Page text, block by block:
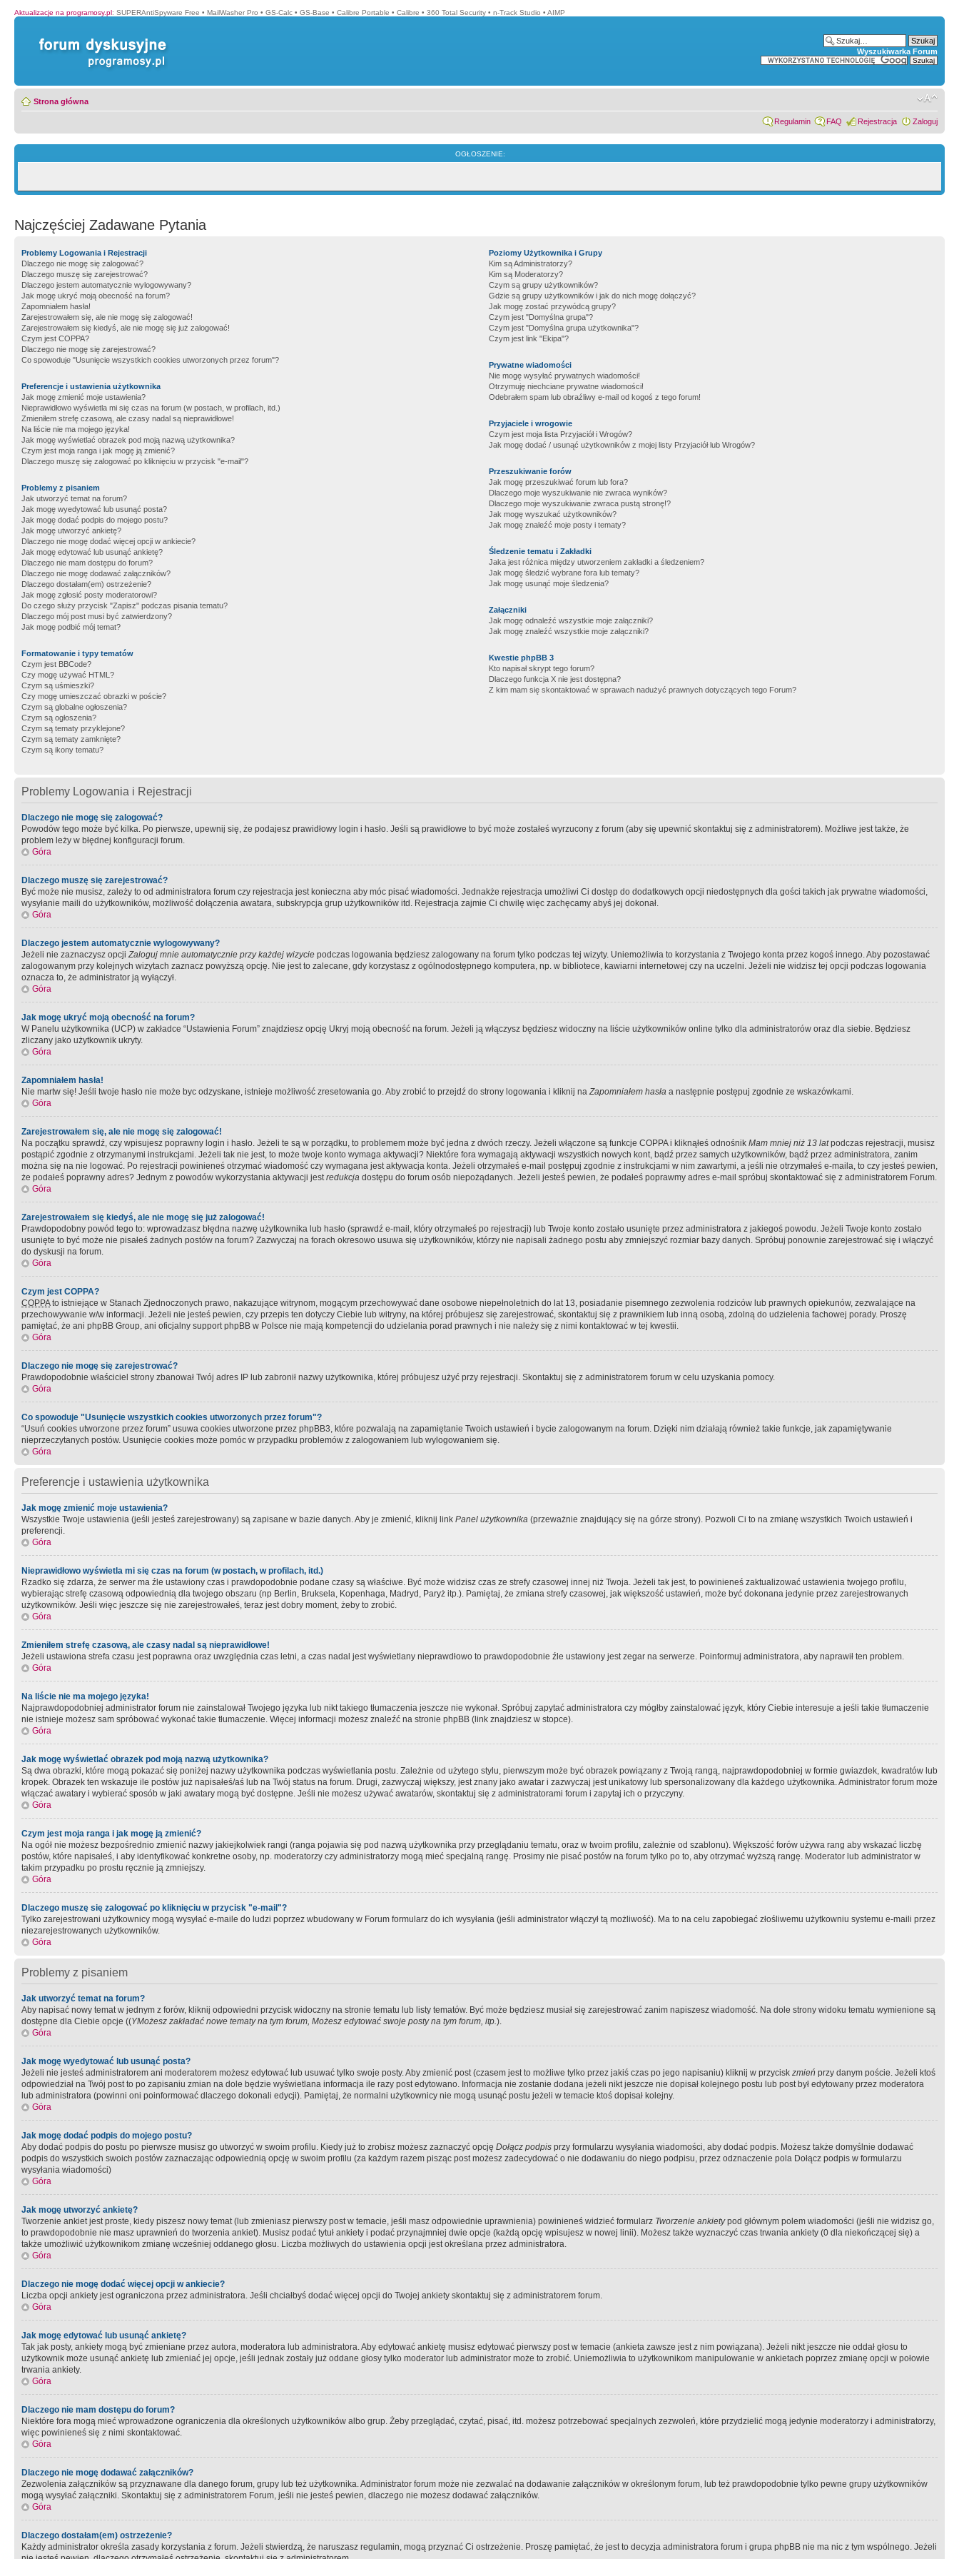
Aktualizacje na programosy.pl: SUPERAntiSpyware Free • MailWasher Pro • GS-Calc • GS-Base • Calibre Portable • Calibre • 360 Total Security • n-Track Studio • AIMP
Wyszukiwarka Forum
Strona główna
Regulamin FAQ Rejestracja Zaloguj
OGŁOSZENIE:
Najczęściej Zadawane Pytania
Problemy Logowania i Rejestracji
Dlaczego nie mogę się zalogować?
Dlaczego muszę się zarejestrować?
Dlaczego jestem automatycznie wylogowywany?
Jak mogę ukryć moją obecność na forum?
Zapomniałem hasła!
Zarejestrowałem się, ale nie mogę się zalogować!
Zarejestrowałem się kiedyś, ale nie mogę się już zalogować!
Czym jest COPPA?
Dlaczego nie mogę się zarejestrować?
Co spowoduje "Usunięcie wszystkich cookies utworzonych przez forum"?
Preferencje i ustawienia użytkownika
Jak mogę zmienić moje ustawienia?
Nieprawidłowo wyświetla mi się czas na forum (w postach, w profilach, itd.)
Zmieniłem strefę czasową, ale czasy nadal są nieprawidłowe!
Na liście nie ma mojego języka!
Jak mogę wyświetlać obrazek pod moją nazwą użytkownika?
Czym jest moja ranga i jak mogę ją zmienić?
Dlaczego muszę się zalogować po kliknięciu w przycisk "e-mail"?
Problemy z pisaniem
Jak utworzyć temat na forum?
Jak mogę wyedytować lub usunąć posta?
Jak mogę dodać podpis do mojego postu?
Jak mogę utworzyć ankietę?
Dlaczego nie mogę dodać więcej opcji w ankiecie?
Jak mogę edytować lub usunąć ankietę?
Dlaczego nie mam dostępu do forum?
Dlaczego nie mogę dodawać załączników?
Dlaczego dostałam(em) ostrzeżenie?
Jak mogę zgłosić posty moderatorowi?
Do czego służy przycisk "Zapisz" podczas pisania tematu?
Dlaczego mój post musi być zatwierdzony?
Jak mogę podbić mój temat?
Formatowanie i typy tematów
Czym jest BBCode?
Czy mogę używać HTML?
Czym są uśmieszki?
Czy mogę umieszczać obrazki w poście?
Czym są globalne ogłoszenia?
Czym są ogłoszenia?
Czym są tematy przyklejone?
Czym są tematy zamknięte?
Czym są ikony tematu?
Poziomy Użytkownika i Grupy
Kim są Administratorzy?
Kim są Moderatorzy?
Czym są grupy użytkowników?
Gdzie są grupy użytkowników i jak do nich mogę dołączyć?
Jak mogę zostać przywódcą grupy?
Czym jest "Domyślna grupa"?
Czym jest "Domyślna grupa użytkownika"?
Czym jest link "Ekipa"?
Prywatne wiadomości
Nie mogę wysyłać prywatnych wiadomości!
Otrzymuję niechciane prywatne wiadomości!
Odebrałem spam lub obraźliwy e-mail od kogoś z tego forum!
Przyjaciele i wrogowie
Czym jest moja lista Przyjaciół i Wrogów?
Jak mogę dodać / usunąć użytkowników z mojej listy Przyjaciół lub Wrogów?
Przeszukiwanie forów
Jak mogę przeszukiwać forum lub fora?
Dlaczego moje wyszukiwanie nie zwraca wyników?
Dlaczego moje wyszukiwanie zwraca pustą stronę!?
Jak mogę wyszukać użytkowników?
Jak mogę znaleźć moje posty i tematy?
Śledzenie tematu i Zakładki
Jaka jest różnica między utworzeniem zakładki a śledzeniem?
Jak mogę śledzić wybrane fora lub tematy?
Jak mogę usunąć moje śledzenia?
Załączniki
Jak mogę odnaleźć wszystkie moje załączniki?
Jak mogę znaleźć wszystkie moje załączniki?
Kwestie phpBB 3
Kto napisał skrypt tego forum?
Dlaczego funkcja X nie jest dostępna?
Z kim mam się skontaktować w sprawach nadużyć prawnych dotyczących tego Forum?
Problemy Logowania i Rejestracji
Dlaczego nie mogę się zalogować?
Powodów tego może być kilka. Po pierwsze, upewnij się, że podajesz prawidłowy login i hasło. Jeśli są prawidłowe to być może zostałeś wyrzucony z forum (aby się upewnić skontaktuj się z administratorem). Możliwe jest także, że
problem leży w błędnej konfiguracji forum.
Góra
Dlaczego muszę się zarejestrować?
Być może nie musisz, zależy to od administratora forum czy rejestracja jest konieczna aby móc pisać wiadomości. Jednakże rejestracja umożliwi Ci dostęp do dodatkowych opcji niedostępnych dla gości takich jak prywatne wiadomości,
wysyłanie maili do użytkowników, możliwość dołączenia awatara, subskrypcja grup użytkowników itd. Rejestracja zajmie Ci chwilę więc zachęcamy abyś jej dokonał.
Góra
Dlaczego jestem automatycznie wylogowywany?
Jeżeli nie zaznaczysz opcjiZaloguj mnie automatycznie przy każdej wizycie podczas logowania będziesz zalogowany na forum tylko podczas tej wizyty. Uniemożliwia to korzystania z Twojego konta przez kogoś innego. Aby pozostawać
zalogowanym przy kolejnych wizytach zaznacz powyższą opcję. Nie jest to zalecane, gdy korzystasz z ogólnodostępnego komputera, np. w bibliotece, kawiarni internetowej czy na uczelni. Jeżeli nie widzisz tej opcji podczas logowania
oznacza to, że administrator ją wyłączył.
Góra
Jak mogę ukryć moją obecność na forum?
W Panelu użytkownika (UCP) w zakładce “Ustawienia Forum” znajdziesz opcję Ukryj moją obecność na forum. Jeżeli ją włączysz będziesz widoczny na liście użytkowników online tylko dla administratorów oraz dla siebie. Będziesz
zliczany jako użytkownik ukryty.
Góra
Zapomniałem hasła!
Nie martw się! Jeśli twoje hasło nie może byc odzyskane, istnieje możliwość zresetowania go. Aby zrobić to przejdź do strony logowania i kliknij naZapomniałem hasła a następnie postępuj zgodnie ze wskazówkami.
Góra
Zarejestrowałem się, ale nie mogę się zalogować!
Na początku sprawdź, czy wpisujesz poprawny login i hasło. Jeżeli te są w porządku, to problemem może być jedna z dwóch rzeczy. Jeżeli włączone są funkcje COPPA i kliknąłeś odnośnik Mam mniej niż 13 latpodczas rejestracji, musisz
postąpić zgodnie z otrzymanymi instrukcjami. Jeżeli tak nie jest, to może twoje konto wymaga aktywacji? Niektóre fora wymagają aktywacji wszystkich nowych kont, bądź przez samych użytkowników, bądź przez administratora, zanim
można się na nie logować. Po rejestracji powinieneś otrzymać wiadomość czy wymagana jest aktywacja konta. Jeżeli otrzymałeś e-mail postępuj zgodnie z instrukcjami w nim zawartymi, a jeśli nie otrzymałeś e-maila, to czy jesteś pewien,
że podałeś poprawny adres? Jednym z powodów wykorzystania aktywacji jestredukcja dostępu do forum osób niepożądanych. Jeżeli jesteś pewien, że podałeś poprawmy adres e-mail spróbuj skontaktować się z administratorem Forum.
Góra
Zarejestrowałem się kiedyś, ale nie mogę się już zalogować!
Prawdopodobny powód tego to: wprowadzasz błędna nazwę użytkownika lub hasło (sprawdź e-mail, który otrzymałeś po rejestracji) lub Twoje konto zostało usunięte przez administratora z jakiegoś powodu. Jeżeli Twoje konto zostało
usunięte to być może nie pisałeś żadnych postów na forum? Zazwyczaj na forach okresowo usuwa się użytkowników, którzy nie napisali żadnego postu aby zmniejszyć rozmiar bazy danych. Spróbuj ponownie zarejestrować się i włączyć
do dyskusji na forum.
Góra
Czym jest COPPA?
COPPAto istniejące w Stanach Zjednoczonych prawo, nakazujące witrynom, mogącym przechowywać dane osobowe niepełnoletnich do lat 13, posiadanie pisemnego zezwolenia rodziców lub prawnych opiekunów, zezwalające na
przechowywanie w/w informacji. Jeżeli nie jesteś pewien, czy przepis ten dotyczy Ciebie lub witryny, na której próbujesz się zarejestrować, skontaktuj się z prawnikiem lub inną osobą, zdolną do udzielenia fachowej porady. Proszę
pamiętać, że ani phpBB Group, ani oficjalny support phpBB w Polsce nie mają kompetencji do udzielania porad prawnych i nie należy się z nimi kontaktować w tej kwestii.
Góra
Dlaczego nie mogę się zarejestrować?
Prawdopodobnie właściciel strony zbanował Twój adres IP lub zabronił nazwy użytkownika, której próbujesz użyć przy rejestracji. Skontaktuj się z administratorem forum w celu uzyskania pomocy.
Góra
Co spowoduje "Usunięcie wszystkich cookies utworzonych przez forum"?
“Usuń cookies utworzone przez forum” usuwa cookies utworzone przez phpBB3, które pozwalają na zapamiętanie Twoich ustawień i bycie zalogowanym na forum. Dzięki nim działają również takie funkcje, jak zapamiętywanie
nieprzeczytanych postów. Usunięcie cookies może pomóc w przypadku problemów z zalogowaniem lub wylogowaniem się.
Góra
Preferencje i ustawienia użytkownika
Jak mogę zmienić moje ustawienia?
Wszystkie Twoje ustawienia (jeśli jesteś zarejestrowany) są zapisane w bazie danych. Aby je zmienić, kliknij link Panel użytkownika (przeważnie znajdujący się na górze strony). Pozwoli Ci to na zmianę wszystkich Twoich ustawień i
preferencji.
Góra
Nieprawidłowo wyświetla mi się czas na forum (w postach, w profilach, itd.)
Rzadko się zdarza, że serwer ma źle ustawiony czas i prawdopodobnie podane czasy są właściwe. Być może widzisz czas ze strefy czasowej innej niż Twoja. Jeżeli tak jest, to powinieneś zaktualizować ustawienia twojego profilu,
wybierając strefę czasową odpowiednią dla twojego obszaru (np Berlin, Bruksela, Kopenhaga, Madryd, Paryż itp.). Pamiętaj, że zmiana strefy czasowej, jak większość ustawień, może być dokonana jedynie przez zarejestrowanych
użytkowników. Jeśli więc jeszcze się nie zarejestrowałeś, teraz jest dobry moment, żeby to zrobić.
Góra
Zmieniłem strefę czasową, ale czasy nadal są nieprawidłowe!
Jeżeli ustawiona strefa czasu jest poprawna oraz uwzględnia czas letni, a czas nadal jest wyświetlany nieprawdłowo to prawdopodobnie źle ustawiony jest zegar na serwerze. Poinformuj administratora, aby naprawił ten problem.
Góra
Na liście nie ma mojego języka!
Najprawdopodobniej administrator forum nie zainstalował Twojego języka lub nikt takiego tłumaczenia jeszcze nie wykonał. Spróbuj zapytać administratora czy mógłby zainstalować język, który Ciebie interesuje a jeśli takie tłumaczenie
nie istnieje możesz sam spróbować wykonać takie tłumaczenie. Więcej informacji możesz znaleźć na stronie phpBB (link znajdziesz w stopce).
Góra
Jak mogę wyświetlać obrazek pod moją nazwą użytkownika?
Są dwa obrazki, które mogą pokazać się poniżej nazwy użytkownika podczas wyświetlania postu. Zależnie od użytego stylu, pierwszym może być obrazek powiązany z Twoją rangą, najprawdopodobniej w formie gwiazdek, kwadratów lub
kropek. Obrazek ten wskazuje ile postów już napisałeś/aś lub na Twój status na forum. Drugi, zazwyczaj większy, jest znany jako awatar i zazwyczaj jest unikatowy lub spersonalizowany dla każdego użytkownika. Administrator forum może
włączać awatary i wybierać sposób w jaki awatary mogą być dostępne. Jeśli nie możesz używać awatarów, skontaktuj się z administratorami forum i zapytaj ich o przyczyny.
Góra
Czym jest moja ranga i jak mogę ją zmienić?
Na ogół nie możesz bezpośrednio zmienić nazwy jakiejkolwiek rangi (ranga pojawia się pod nazwą użytkownika przy przeglądaniu tematu, oraz w twoim profilu, zależnie od szablonu). Większość forów używa rang aby wskazać liczbę
postów, które napisałeś, i aby identyfikować konkretne osoby, np. moderatorzy czy administratorzy mogą mieć specjalną rangę. Prosimy nie pisać postów na forum tylko po to, aby otrzymać wyższą rangę. Moderator lub administrator w
takim przypadku po prostu ręcznie ją zmniejszy.
Góra
Dlaczego muszę się zalogować po kliknięciu w przycisk "e-mail"?
Tylko zarejestrowani użytkownicy mogą wysyłać e-maile do ludzi poprzez wbudowany w Forum formularz do ich wysyłania (jeśli administrator włączył tą możliwość). Ma to na celu zapobiegać złośliwemu użytkowniu systemu e-maili przez
niezarejestrowanych użytkowników.
Góra
Problemy z pisaniem
Jak utworzyć temat na forum?
Aby napisać nowy temat w jednym z forów, kliknij odpowiedni przycisk widoczny na stronie tematu lub listy tematów. Być może będziesz musiał się zarejestrować zanim napiszesz wiadomość. Na dole strony widoku tematu wymienione są
dostępne dla Ciebie opcje ((YMożesz zakładać nowe tematy na tym forum, Możesz edytować swoje posty na tym forum, itp.).
Góra
Jak mogę wyedytować lub usunąć posta?
Jeżeli nie jesteś administratorem ani moderatorem możesz edytować lub usuwać tylko swoje posty. Aby zmienić post (czasem jest to możliwe tylko przez jakiś czas po jego napisaniu) kliknij w przycisk zmień przy danym poście. Jeżeli ktoś
odpowiedział na Twój post to po zapisaniu zmian na dole będzie wyświetlana informacja ile razy post edytowano. Informacja nie zostanie dodana jeżeli nikt jeszcze nie dopisał kolejnego postu lub post był edytowany przez moderatora
lub administratora (powinni oni poinformować dlaczego dokonali edycji). Pamiętaj, że normalni użytkownicy nie mogą usunąć postu jeżeli w temacie ktoś dopisał kolejny.
Góra
Jak mogę dodać podpis do mojego postu?
Aby dodać podpis do postu po pierwsze musisz go utworzyć w swoim profilu. Kiedy już to zrobisz możesz zaznaczyć opcję Dołącz podpis przy formularzu wysyłania wiadomości, aby dodać podpis. Możesz także domyślnie dodawać
podpis do wszystkich swoich postów zaznaczając odpowiednią opcję w swoim profilu (za każdym razem pisząc post możesz zadecydować o nie dodawaniu do niego podpisu, przez odznaczenie pola Dołącz podpis w formularzu
wysyłania wiadomości)
Góra
Jak mogę utworzyć ankietę?
Tworzenie ankiet jest proste, kiedy piszesz nowy temat (lub zmieniasz pierwszy post w temacie, jeśli masz odpowiednie uprawnienia) powinieneś widzieć formularz Tworzenie ankietypod głównym polem wiadomości (jeśli nie widzisz go,
to prawdopodobnie nie masz uprawnień do tworzenia ankiet). Musisz podać tytuł ankiety i podać przynajmniej dwie opcje (każdą opcję wpisujesz w nowej linii). Możesz także wyznaczyć czas trwania ankiety (0 dla niekończącej się) a
także umożliwić użytkownikom zmianę wcześniej oddanego głosu. Liczba możliwych do ustawienia opcji jest określana przez administratora.
Góra
Dlaczego nie mogę dodać więcej opcji w ankiecie?
Liczba opcji ankiety jest ograniczona przez administratora. Jeśli chciałbyś dodać więcej opcji do Twojej ankiety skontaktuj się z administratorem forum.
Góra
Jak mogę edytować lub usunąć ankietę?
Tak jak posty, ankiety mogą być zmieniane przez autora, moderatora lub administratora. Aby edytować ankietę musisz edytować pierwszy post w temacie (ankieta zawsze jest z nim powiązana). Jeżeli nikt jeszcze nie oddał głosu to
użytkownik może usunąć ankietę lub zmieniać jej opcje, jeśli jednak zostały już oddane głosy tylko moderator lub administrator może to zrobić. Uniemożliwia to użytkownikom manipulowanie w ankietach poprzez zmianę opcji w połowie
trwania ankiety.
Góra
Dlaczego nie mam dostępu do forum?
Niektóre fora mogą mieć wprowadzone ograniczenia dla określonych użytkowników albo grup. Żeby przeglądać, czytać, pisać, itd. możesz potrzebować specjalnych zezwoleń, które przydzielić mogą jedynie moderatorzy i administratorzy,
więc powinieneś się z nimi skontaktować.
Góra
Dlaczego nie mogę dodawać załączników?
Zezwolenia załączników są przyznawane dla danego forum, grupy lub też użytkownika. Administrator forum może nie zezwalać na dodawanie załączników w określonym forum, lub też prawdopodobnie tylko pewne grupy użytkowników
mogą wysyłać załączniki. Skontaktuj się z administratorem Forum, jeśli nie jesteś pewien, dlaczego nie możesz dodawać załączników.
Góra
Dlaczego dostałam(em) ostrzeżenie?
Każdy administrator określa zasady korzystania z forum. Jeżeli stwierdzą, że naruszasz regulamin, mogą przyznać Ci ostrzeżenie. Proszę pamiętać, że jest to decyzja administratora forum i grupa phpBB nie ma nic z tym wspólnego. Jeżeli